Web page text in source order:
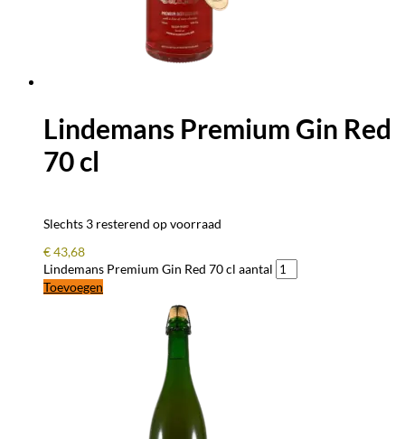
Lindemans Premium Gin Red
70 cl
Slechts 3 resterend op voorraad
€43,68
Lindemans Premium Gin Red 70 cl aantal
Toevoegen